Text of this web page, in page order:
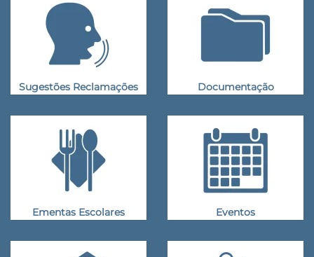
Sugestões Reclamações Documentação
Ementas Escolares Eventos